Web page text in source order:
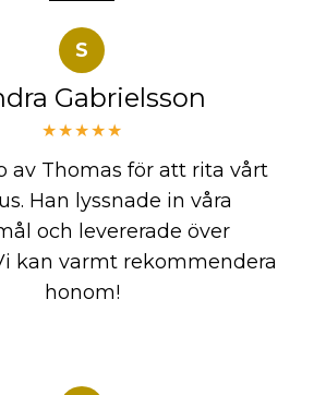
S
Gabrielsson
★★★★★
av Thomas för att rita vårt
Han lyssnade in våra
och levererade över
kan varmt rekommendera
honom!